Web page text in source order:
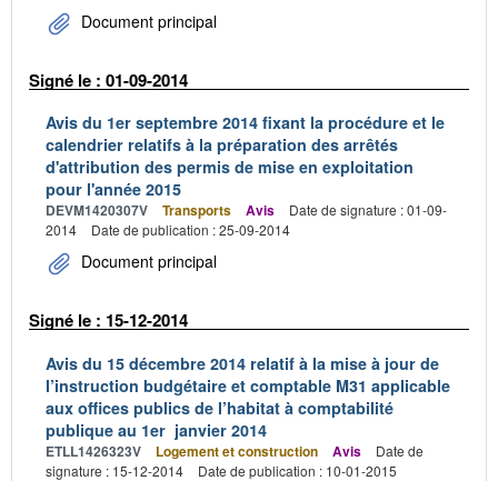
Document principal
Signé le : 01-09-2014
Avis du 1er septembre 2014 fixant la procédure et le
calendrier relatifs à la préparation des arrêtés
d'attribution des permis de mise en exploitation
pour l'année 2015
DEVM1420307V Transports Avis
Date de signature : 01-09-
2014
Date de publication : 25-09-2014
Document principal
Signé le : 15-12-2014
Avis du 15 décembre 2014 relatif à la mise à jour de
l’instruction budgétaire et comptable M31 applicable
aux offices publics de l’habitat à comptabilité
publique au 1er janvier 2014
ETLL1426323V Logement et construction Avis
Date de
signature : 15-12-2014
Date de publication : 10-01-2015